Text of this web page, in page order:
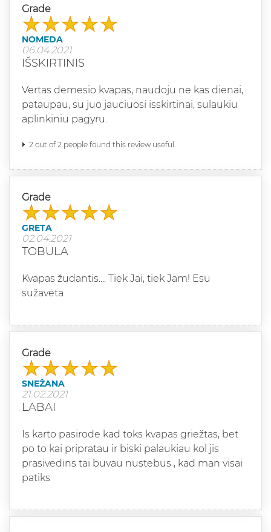
Grade
NOMEDA
06.04.2021
IŠSKIRTINIS
Vertas demesio kvapas, naudoju ne kas dienai,
pataupau, su juo jauciuosi isskirtinai, sulaukiu
aplinkiniu pagyru.
2 out of 2 people found this review useful.
Grade
GRETA
02.04.2021
TOBULA
Kvapas žudantis.... Tiek Jai, tiek Jam! Esu
sužavėta
Grade
SNEŽANA
21.02.2021
LABAI
Is karto pasirode kad toks kvapas griežtas, bet
po to kai pripratau ir biski palaukiau kol jis
prasivedins tai buvau nustebus , kad man visai
patiks